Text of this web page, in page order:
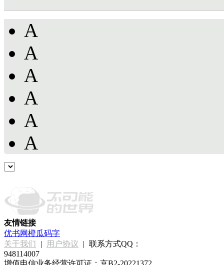
A
A
A
A
A
A
友情链接
优书网橙瓜码字
关于我们
| 用户协议 | 联系方式QQ：
948114007
增值电信业务经营许可证：京B2-20221372